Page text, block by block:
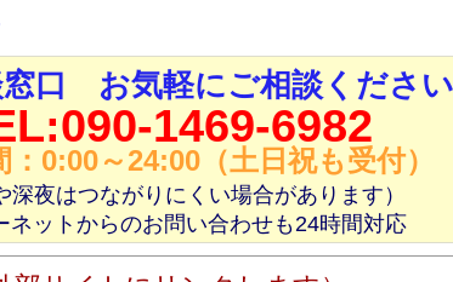
窓口 お気軽にご相談ください
1469-6982
：0:00～24:00（土日祝も受付）
深夜はつながりにくい場合があります）
ネットからのお問い合わせも24時間対応